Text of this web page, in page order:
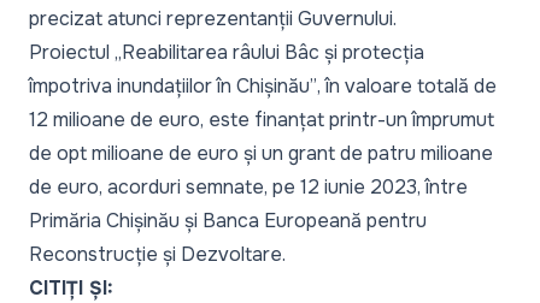
precizat atunci reprezentanții Guvernului.
Proiectul „Reabilitarea râului Bâc și protecția
împotriva inundațiilor în Chișinău”, în valoare totală de
12 milioane de euro, este finanțat printr-un împrumut
de opt milioane de euro și un grant de patru milioane
de euro, acorduri semnate, pe 12 iunie 2023, între
Primăria Chișinău și Banca Europeană pentru
Reconstrucție și Dezvoltare.
CITIȚI ȘI: